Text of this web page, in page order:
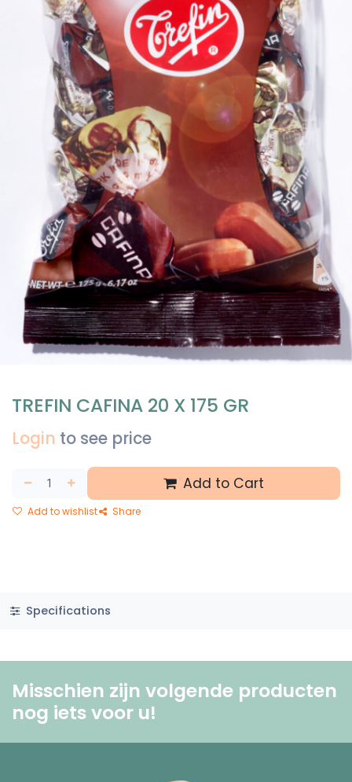
TREFIN CAFINA 20 X 175 GR
Login to see price
Add to Cart
Add to wishlist Share
Specifications
Misschien zijn volgende producten
nog iets voor u! ​